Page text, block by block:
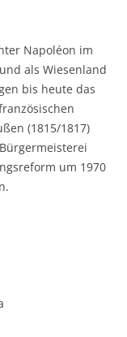
Napoléon im
als Wiesenland
bis heute das
(1815/1817)
um 1970